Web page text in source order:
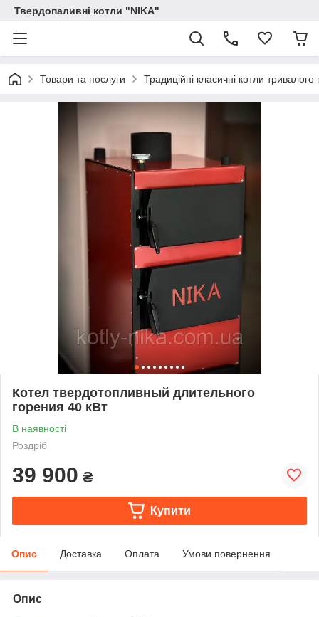
Твердопаливні котли "NIKA"
Товари та послуги Традиційні класичні котли
Котел твердотопливный длительного
горения 40 кВт
В наявності
Роздріб
39 900 ₴
Купити
Опис Доставка Оплата Умови повернення
Опис